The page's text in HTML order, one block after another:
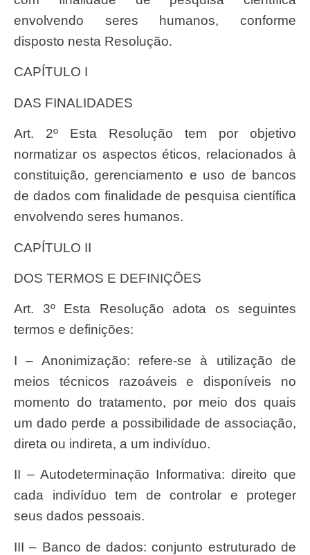
envolvendo seres humanos, conforme
disposto nesta Resolução.
CAPÍTULO I
DAS FINALIDADES
Art. 2º Esta Resolução tem por objetivo
normatizar os aspectos éticos, relacionados à
constituição, gerenciamento e uso de bancos
de dados com finalidade de pesquisa científica
envolvendo seres humanos.
CAPÍTULO II
DOS TERMOS E DEFINIÇÕES
Art. 3º Esta Resolução adota os seguintes
termos e definições:
I – Anonimização: refere-se à utilização de
meios técnicos razoáveis e disponíveis no
momento do tratamento, por meio dos quais
um dado perde a possibilidade de associação,
direta ou indireta, a um indivíduo.
II – Autodeterminação Informativa: direito que
cada indivíduo tem de controlar e proteger
seus dados pessoais.
III – Banco de dados: conjunto estruturado de